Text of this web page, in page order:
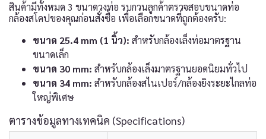
สินค้ามีทั้งหมด 3 ขนาดวงท่อ รบกวนลูกค้าตรวจสอบขนาดท่อ
กล้องสโคปของคุณก่อนสั่งซื้อ เพื่อเลือกขนาดที่ถูกต้องครับ:
ขนาด 25.4 mm (1 นิ้ว): สำหรับกล้องเล็งท่อมาตรฐาน
ขนาดเล็ก
ขนาด 30 mm: สำหรับกล้องเล็งมาตรฐานยอดนิยมทั่วไป
ขนาด 34 mm: สำหรับกล้องสไนเปอร์/กล้องยิงระยะไกลท่อ
ใหญ่พิเศษ
ตารางข้อมูลทางเทคนิค (Specifications)